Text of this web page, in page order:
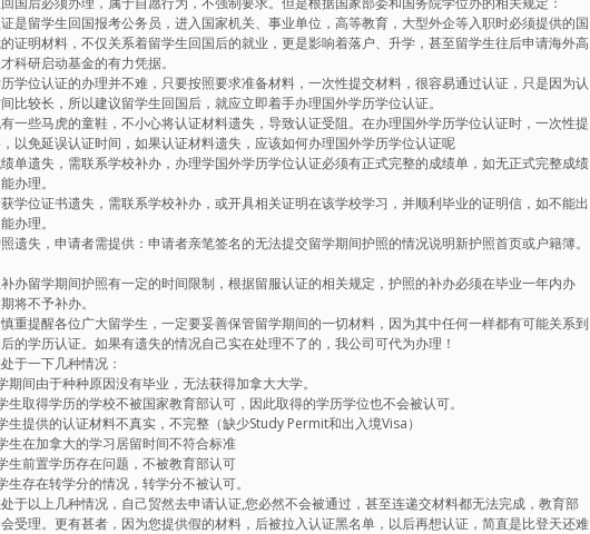
是留学生回国报考公务员，进入国家机关、事业单位，高等教育，大型外企等入职时必须提供的国
证明材料，不仅关系着留学生回国后的就业，更是影响着落户、升学，甚至留学生往后申请海外高
科研启动基金的有力凭据。
学位认证的办理并不难，只要按照要求准备材料，一次性提交材料，很容易通过认证，只是因为认
比较长，所以建议留学生回国后，就应立即着手办理国外学历学位认证。
一些马虎的童鞋，不小心将认证材料遗失，导致认证受阻。在办理国外学历学位认证时，一次性提
以免延误认证时间，如果认证材料遗失，应该如何办理国外学历学位认证呢
单遗失，需联系学校补办，办理学国外学历学位认证必须有正式完整的成绩单，如无正式完整成绩
办理。
学位证书遗失，需联系学校补办，或开具相关证明在该学校学习，并顺利毕业的证明信，如不能出
办理。
遗失，申请者需提供：申请者亲笔签名的无法提交留学期间护照的情况说明新护照首页或户籍簿。
办留学期间护照有一定的时间限制，根据留服认证的相关规定，护照的补办必须在毕业一年内办
将不予补办。
重提醒各位广大留学生，一定要妥善保管留学期间的一切材料，因为其中任何一样都有可能关系到
的学历认证。如果有遗失的情况自己实在处理不了的，我公司可代为办理！
于一下几种情况：
期间由于种种原因没有毕业，无法获得加拿大大学。
生取得学历的学校不被国家教育部认可，因此取得的学历学位也不会被认可。
生提供的认证材料不真实，不完整（缺少Study Permit和出入境Visa）
生在加拿大的学习居留时间不符合标准
生前置学历存在问题，不被教育部认可
生存在转学分的情况，转学分不被认可。
于以上几种情况，自己贸然去申请认证,您必然不会被通过，甚至连递交材料都无法完成，教育部
受理。更有甚者，因为您提供假的材料，后被拉入认证黑名单，以后再想认证，简直是比登天还难